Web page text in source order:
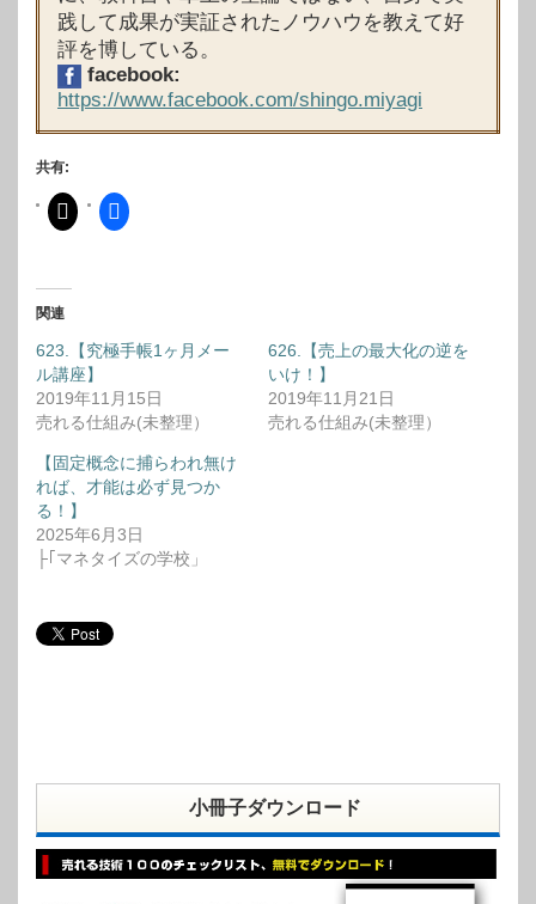
践して成果が実証されたノウハウを教えて好
評を博している。
facebook:
https://www.facebook.com/shingo.miyagi
共有:
関連
623.【究極手帳1ヶ月メー
ル講座】
2019年11月15日
売れる仕組み(未整理）
626.【売上の最大化の逆を
いけ！】
2019年11月21日
売れる仕組み(未整理）
【固定概念に捕らわれ無け
れば、才能は必ず見つか
る！】
2025年6月3日
├｢マネタイズの学校」
小冊子ダウンロード